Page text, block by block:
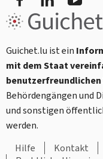
Guichet.lu ist ein
mit dem Staat
benutzerfreundlichen
Behördengängen und
und sonstigen
werden.
Hilfe
Kontakt